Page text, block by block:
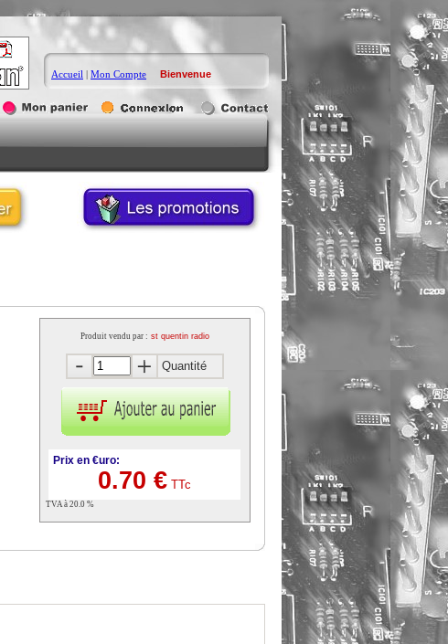
Accueil | Mon Compte Bienvenue
Produit vendu par : st quentin radio
Quantité
Prix en €uro:
0.70 € TTc
TVA à 20.0 %